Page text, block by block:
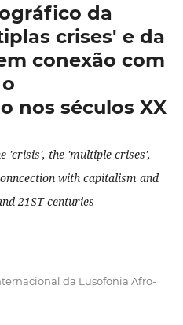
da
crises' e da
conexão com
nos séculos XX
'crisis', the 'multiple crises',
with capitalism and
21ST centuries
da Lusofonia Afro-